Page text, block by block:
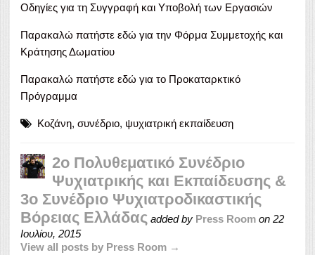
Οδηγίες για τη Συγγραφή και Υποβολή των Εργασιών
Παρακαλώ πατήστε εδώ για την Φόρμα Συμμετοχής και
Κράτησης Δωματίου
Παρακαλώ πατήστε εδώ για το Προκαταρκτικό
Πρόγραμμα
Κοζάνη, συνέδριο, ψυχιατρική εκπαίδευση
2o Πολυθεματικό Συνέδριο
Ψυχιατρικής και Εκπαίδευσης &
3ο Συνέδριο Ψυχιατροδικαστικής
Βόρειας Ελλάδας added by Press Room on 22
Ιουλίου, 2015
View all posts by Press Room →